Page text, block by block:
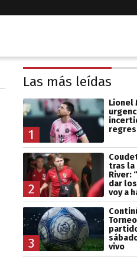
Las más leídas
1
Lionel
2
tras la
River:
dar
voy a
3
vivo